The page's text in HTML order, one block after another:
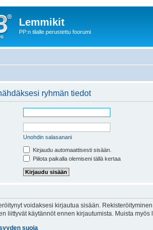
Lemmikit
PP:n tilalle perustettu foorumi
ryhmän tiedot
Unohdin salasanani
Kirjaudu automaattisesti sisään.
Piilota paikalla olemiseni tällä kertaa
voidaksesi kirjautua sisään.
liittyvät käytännöt ennen kirjautumista. Muista
suoja